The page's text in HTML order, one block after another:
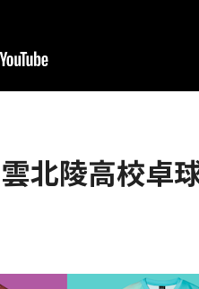
北陵高校卓